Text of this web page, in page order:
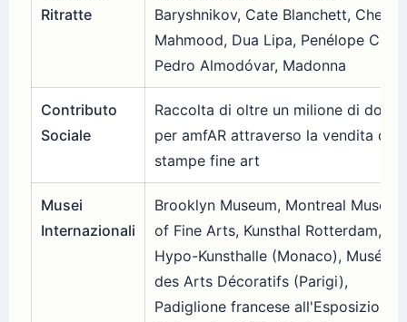
Ritratte
Baryshnikov, Cate Blanchett, Cher,
Mahmood, Dua Lipa, Penélope Cruz,
Pedro Almodóvar, Madonna
Contributo
Sociale
Raccolta di oltre un milione di dollari
per amfAR attraverso la vendita di
stampe fine art
Musei
Internazionali
Brooklyn Museum, Montreal Museum
of Fine Arts, Kunsthal Rotterdam,
Hypo-Kunsthalle (Monaco), Musée
des Arts Décoratifs (Parigi),
Padiglione francese all'Esposizione